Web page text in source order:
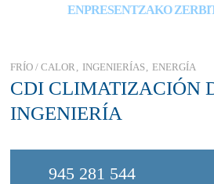
ENPRESENTZAKO
FRÍO / CALOR INGENIERÍAS ENERGÍA
CDI CLIMATIZACIÓN
INGENIERÍA
945 281 544